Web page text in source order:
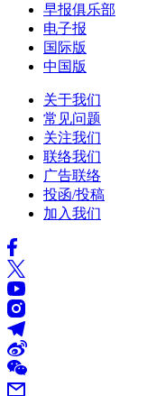
早报俱乐部
电子报
国际版
中国版
关于我们
常见问题
关注我们
联络我们
广告联络
投函/投稿
加入我们